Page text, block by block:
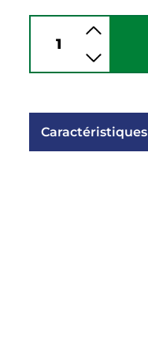
Caractéristiques